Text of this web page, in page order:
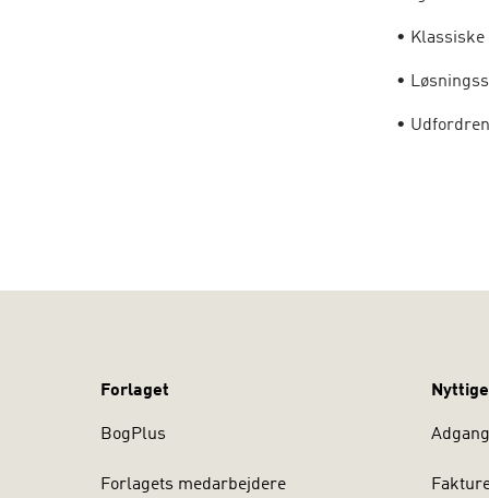
•
•
•
en
og ikke
Forlaget
BogPlus
Forlagets medarbejdere